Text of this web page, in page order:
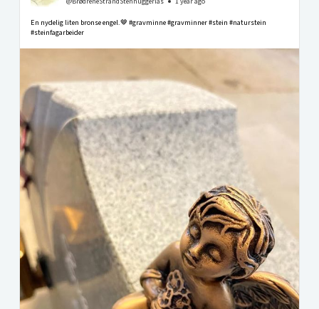
En nydelig liten bronse engel.🤎 #gravminne #gravminner #stein #naturstein
#steinfagarbeider